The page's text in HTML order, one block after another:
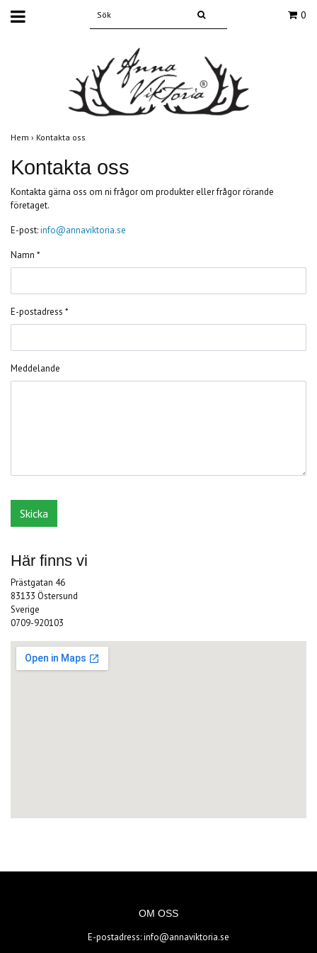
0
Hem › Kontakta oss
Kontakta oss
Kontakta gärna oss om ni frågor om produkter eller frågor rörande
företaget.
E-post:info@annaviktoria.se
Namn *
E-postadress *
Meddelande
Här finns vi
Prästgatan 46
83133 Östersund
Sverige
0709-920103
OM OSS
E-postadress:info@annaviktoria.se